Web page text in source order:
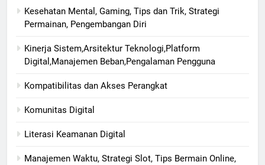
Kesehatan Mental, Gaming, Tips dan Trik, Strategi
Permainan, Pengembangan Diri
Kinerja Sistem,Arsitektur Teknologi,Platform
Digital,Manajemen Beban,Pengalaman Pengguna
Kompatibilitas dan Akses Perangkat
Komunitas Digital
Literasi Keamanan Digital
Manajemen Waktu, Strategi Slot, Tips Bermain Online,